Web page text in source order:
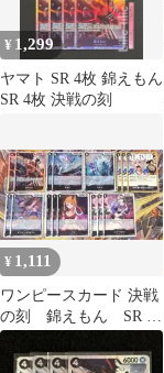
¥ 1,299
ヤマト SR 4枚 錦えもん
SR 4枚 決戦の刻
¥ 1,111
ワンピースカード 決戦
の刻 錦えもん SR ヤ
マト デッキパーツ